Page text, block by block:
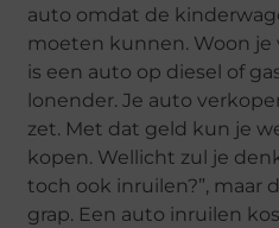
auto omdat de
moeten kunnen. Woon je
is een auto op diesel of
lonender. Je auto
zet. Met dat geld kun je
kopen. Wellicht zul je
toch ook inruilen?”, maar
grap. Een auto inruilen